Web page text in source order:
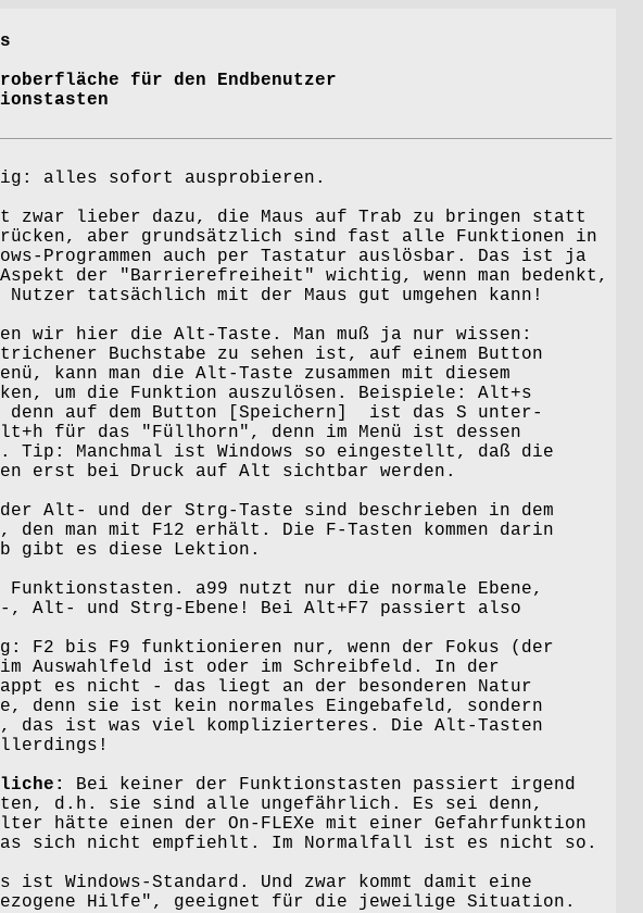
für den Endbenutzer
alles sofort ausprobieren.
zwar lieber dazu, die Maus auf Trab zu bringen statt
aber grundsätzlich sind fast alle Funktionen in
Programmen auch per Tastatur auslösbar. Das ist ja
Aspekt der "Barrierefreiheit" wichtig, wenn man bedenkt,
tatsächlich mit der Maus gut umgehen kann!
wir hier die Alt-Taste. Man muß ja nur wissen:
Buchstabe zu sehen ist, auf einem Button
kann man die Alt-Taste zusammen mit diesem
um die Funktion auszulösen. Beispiele: Alt+s
denn auf dem Button [Speichern] ist das S unter-
für das "Füllhorn", denn im Menü ist dessen
Tip: Manchmal ist Windows so eingestellt, daß die
erst bei Druck auf Alt sichtbar werden.
Alt- und der Strg-Taste sind beschrieben in dem
man mit F12 erhält. Die F-Tasten kommen darin
gibt es diese Lektion.
Funktionstasten. a99 nutzt nur die normale Ebene,
Alt- und Strg-Ebene! Bei Alt+F7 passiert also
F2 bis F9 funktionieren nur, wenn der Fokus (der
im Auswahlfeld ist oder im Schreibfeld. In der
es nicht - das liegt an der besonderen Natur
denn sie ist kein normales Eingebafeld, sondern
das ist was viel komplizierteres. Die Alt-Tasten
Bei keiner der Funktionstasten passiert irgend
d.h. sie sind alle ungefährlich. Es sei denn,
hätte einen der On-FLEXe mit einer Gefahrfunktion
sich nicht empfiehlt. Im Normalfall ist es nicht so.
ist Windows-Standard. Und zwar kommt damit eine
Hilfe", geeignet für die jeweilige Situation.